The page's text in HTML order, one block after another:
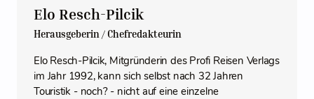
Elo Resch-Pilcik
Herausgeberin / Chefredakteurin
Elo Resch-Pilcik, Mitgründerin des Profi Reisen Verlags
im Jahr 1992, kann sich selbst nach 32 Jahren
Touristik - noch? - nicht auf eine einzelne